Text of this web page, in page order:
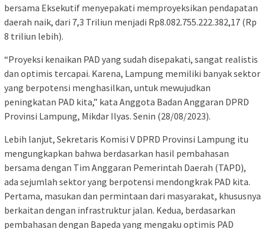
bersama Eksekutif menyepakati memproyeksikan pendapatan
daerah naik, dari 7,3 Triliun menjadi Rp8.082.755.222.382,17 (Rp
8 triliun lebih).
“Proyeksi kenaikan PAD yang sudah disepakati, sangat realistis
dan optimis tercapai. Karena, Lampung memiliki banyak sektor
yang berpotensi menghasilkan, untuk mewujudkan
peningkatan PAD kita,” kata Anggota Badan Anggaran DPRD
Provinsi Lampung, Mikdar Ilyas. Senin (28/08/2023).
Lebih lanjut, Sekretaris Komisi V DPRD Provinsi Lampung itu
mengungkapkan bahwa berdasarkan hasil pembahasan
bersama dengan Tim Anggaran Pemerintah Daerah (TAPD),
ada sejumlah sektor yang berpotensi mendongkrak PAD kita.
Pertama, masukan dan permintaan dari masyarakat, khususnya
berkaitan dengan infrastruktur jalan. Kedua, berdasarkan
pembahasan dengan Bapeda yang mengaku optimis PAD